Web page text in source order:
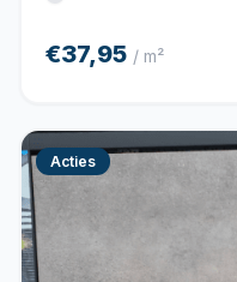
€37,95 / m²
Acties